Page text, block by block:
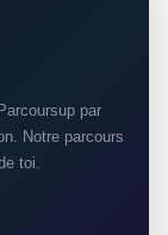
par
Notre parcours
toi.